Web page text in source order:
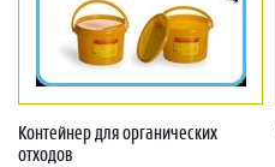
Контейнер для органических
отходов